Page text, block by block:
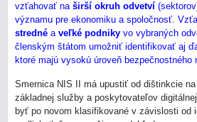
vzťahovať na širší okruh odvetví
významu pre ekonomiku a spoločnosť.
stredné a veľké podniky vo vybraných
členským štátom umožniť identifikovať aj
ktoré majú vysokú úroveň bezpečnostného
Smernica NIS II má upustiť od dištinkcie
základnej služby a poskytovateľov
byť po novom klasifikované v závislosti od